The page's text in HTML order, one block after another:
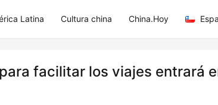
Latina Cultura china China.Hoy
facilitar los viajes entrará